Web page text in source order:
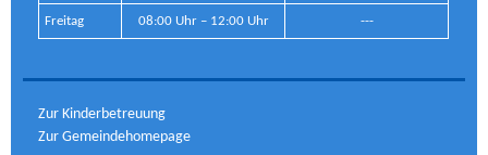
Freitag 08:00 Uhr – 12:00 Uhr ---
Zur Kinderbetreuung
Zur Gemeindehomepage